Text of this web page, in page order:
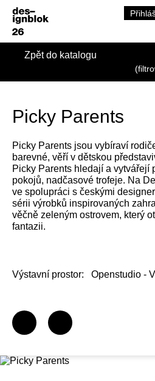
Zpět do katalogu
Picky Parents
Picky Parents jsou vybíraví
barevné, věří v dětskou
Picky Parents hledají a vytvářejí
pokojů, nadčasové trofeje. Na
ve spolupráci s českými
sérii výrobků inspirovaných
věčně zeleným ostrovem, který
fantazii.
Výstavní prostor: Openstudio -